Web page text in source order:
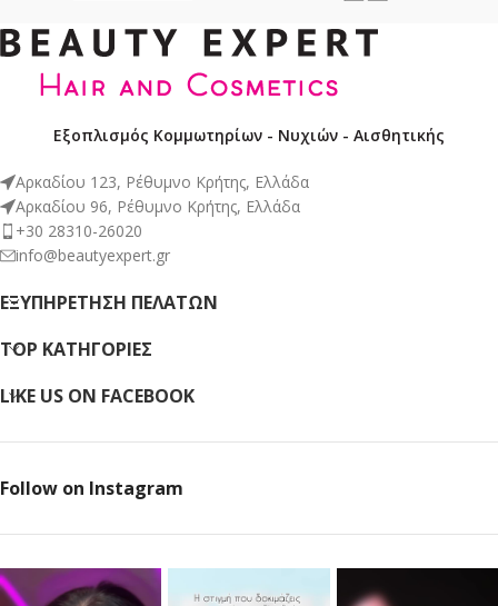
Εξοπλισμός Κομμωτηρίων - Νυχιών - Αισθητικής
Αρκαδίου 123, Ρέθυμνο Κρήτης, Ελλάδα
Αρκαδίου 96, Ρέθυμνο Κρήτης, Ελλάδα
+30 28310-26020
info@beautyexpert.gr
ΕΞΥΠΗΡΈΤΗΣΗ ΠΕΛΑΤΏΝ
TOP ΚΑΤΗΓΟΡΙΕΣ
LIKE US ON FACEBOOK
Follow on Instagram